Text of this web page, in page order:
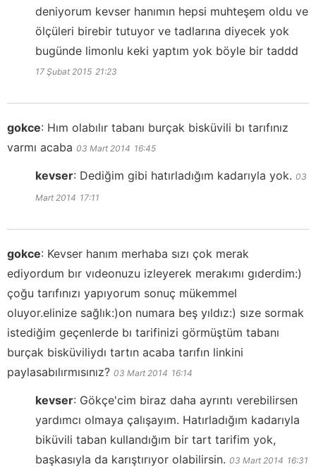
deniyorum kevser hanımın hepsi muhteşem oldu ve
ölçüleri birebir tutuyor ve tadlarına diyecek yok
bugünde limonlu keki yaptım yok böyle bir taddd
17 Şubat 2015 21:23
gokce: Hım olabılır tabanı burçak bisküvili bı tarıfınız
varmı acaba 03 Mart 2014 16:45
kevser: Dediğim gibi hatırladığım kadarıyla yok. 03
Mart 2014 17:11
gokce: Kevser hanım merhaba sızı çok merak
ediyordum bır vıdeonuzu izleyerek merakımı gıderdim:)
çoğu tarıfınızı yapıyorum sonuç mükemmel
oluyor.elinize sağlık:)on numara beş yıldız:) sıze sormak
istediğim geçenlerde bı tarifinizi görmüştüm tabanı
burçak bisküviliydı tartın acaba tarıfın linkini
paylasabılırmısınız? 03 Mart 2014 16:14
kevser: Gökçe'cim biraz daha ayrıntı verebilirsen
yardımcı olmaya çalışayım. Hatırladığım kadarıyla
biküvili taban kullandığım bir tart tarifim yok,
başkasıyla da karıştırıyor olabilirsin. 03 Mart 2014 16:31